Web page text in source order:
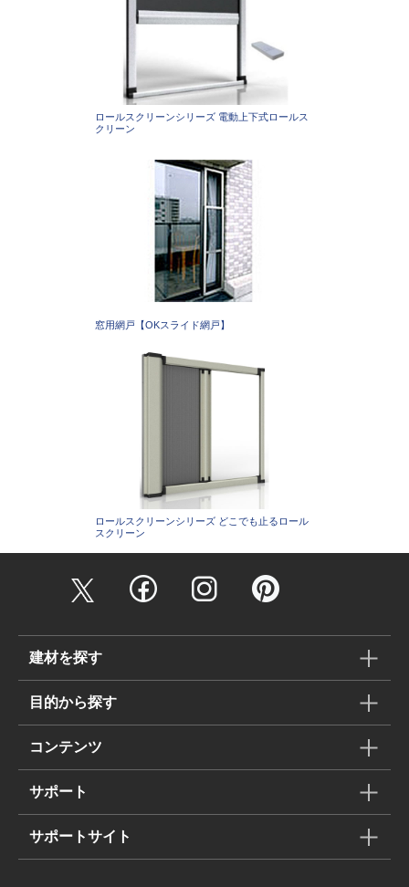
ロールスクリーンシリーズ 電動上下式ロールス
クリーン
窓用網戸【OKスライド網戸】
ロールスクリーンシリーズ どこでも止るロール
スクリーン
建材を探す
目的から探す
コンテンツ
サポート
サポートサイト